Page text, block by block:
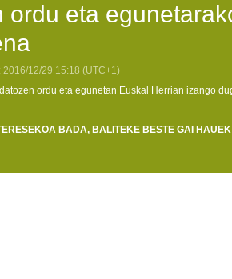
ordu eta
2016/12/29 15:18 (UTC+1)
ordu eta egunetan Euskal Herrian izango
BADA, BALITEKE BESTE GAI